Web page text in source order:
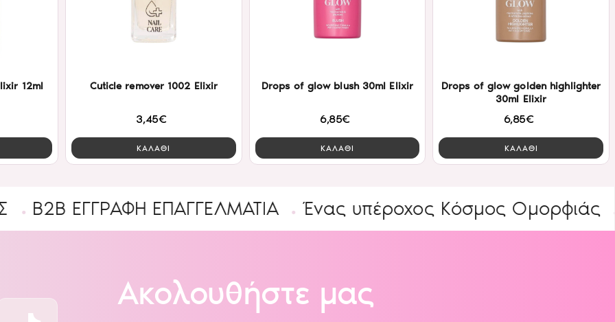
12ml Cuticle remover 1002 Elixir
3,45€
ΚΑΛΑΘΙ
Drops of glow blush 30ml Elixir
6,85€
ΚΑΛΑΘΙ
Drops of glow golden highlighter
30ml Elixir
6,85€
ΚΑΛΑΘΙ
ΕΓΓΡΑΦΉ ΕΠΑΓΓΕΛΜΑΤΊΑ Ένας υπέροχος Κόσμος Ομορφιάς
Ακολουθήστε μας